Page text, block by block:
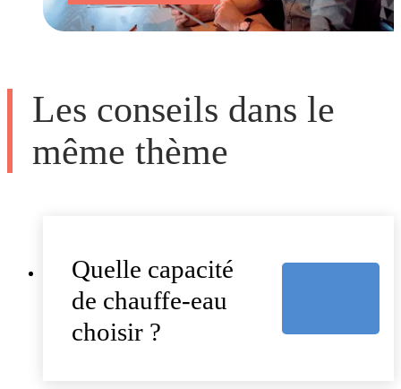
Les conseils dans le
même thème
Quelle capacité
de chauffe-eau
choisir ?